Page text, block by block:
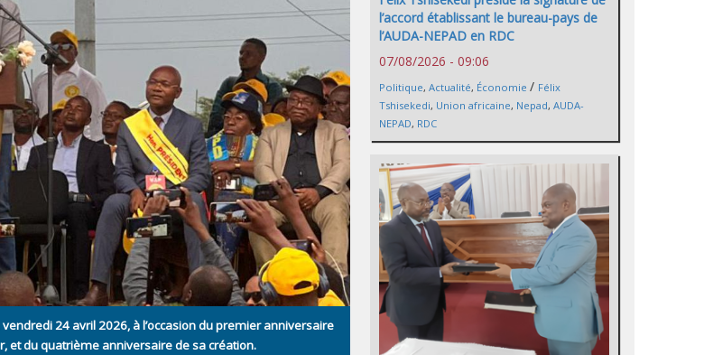
24 avril 2026, à l’occasion du premier anniversaire
et du quatrième anniversaire de sa création.
l’accord établissant le bureau-pays de
l’AUDA-NEPAD en RDC
07/08/2026 - 09:06
Politique, Actualité, Économie / Félix
Tshisekedi, Union africaine, Nepad, AUDA-
NEPAD, RDC